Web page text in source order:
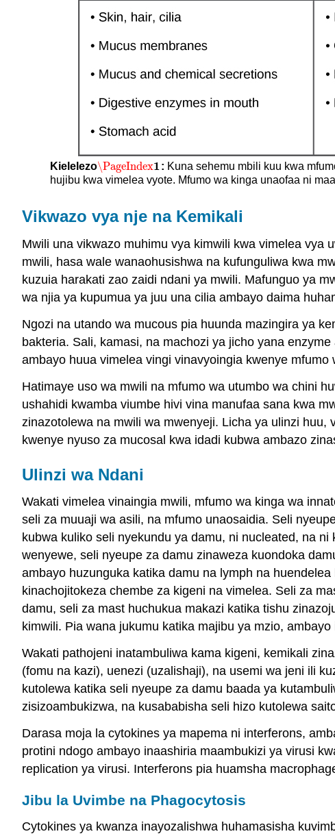
Kielelezo\PageIndex1
\PageIndex1 : Kuna sehemu mbili kuu kwa
hujibu kwa vimelea vyote. Mfumo wa kinga unaofaa ni
Vikwazo vya nje na Kemikali
Mwili una vikwazo muhimu vya kimwili kwa vimelea vya
mwili, hasa wale wanaohusishwa na kufunguliwa kwa
kuzuia harakati zao zaidi ndani ya mwili. Mafunguo ya
wa njia ya kupumua ya juu una cilia ambayo daima
Ngozi na utando wa mucous pia huunda mazingira ya
bakteria. Sali, kamasi, na machozi ya jicho yana
ambayo huua vimelea vingi vinavyoingia kwenye mfumo
Hatimaye uso wa mwili na mfumo wa utumbo wa chini
ushahidi kwamba viumbe hivi vina manufaa sana kwa
zinazotolewa na mwili wa mwenyeji. Licha ya ulinzi
kwenye nyuso za mucosal kwa idadi kubwa ambazo
Ulinzi wa Ndani
Wakati vimelea vinaingia mwili, mfumo wa kinga wa
seli za muuaji wa asili, na mfumo unaosaidia. Seli
kubwa kuliko seli nyekundu ya damu, ni nucleated, na
wenyewe, seli nyeupe za damu zinaweza kuondoka
ambayo huzunguka katika damu na lymph na
kinachojitokeza chembe za kigeni na vimelea. Seli za
damu, seli za mast huchukua makazi katika tishu
kimwili. Pia wana jukumu katika majibu ya mzio,
Wakati pathojeni inatambuliwa kama kigeni, kemikali
(fomu na kazi), uenezi (uzalishaji), na usemi wa jeni ili
kutolewa katika seli nyeupe za damu baada ya
zisizoambukizwa, na kusababisha seli hizo kutolewa
Darasa moja la cytokines ya mapema ni interferons,
protini ndogo ambayo inaashiria maambukizi ya virusi
replication ya virusi. Interferons pia huamsha
Jibu la Uvimbe na Phagocytosis
Cytokines ya kwanza inayozalishwa huhamasisha